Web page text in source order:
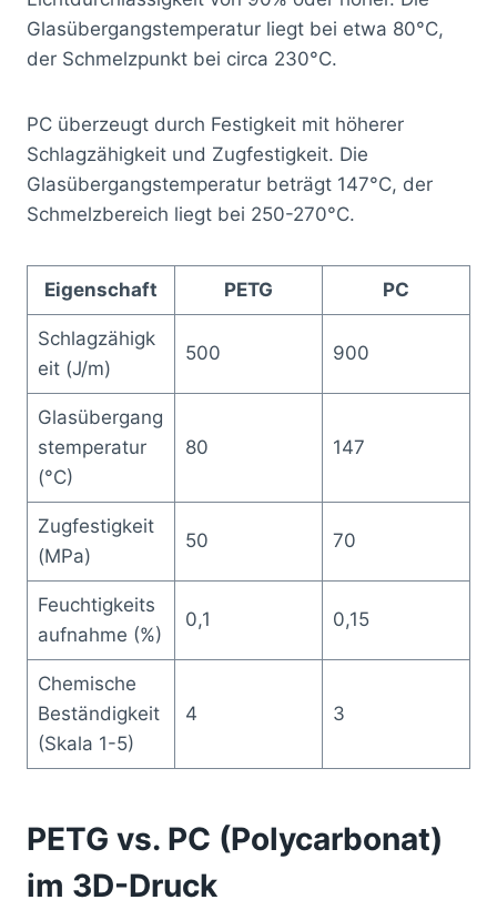
Glasübergangstemperatur liegt bei etwa 80°C,
der Schmelzpunkt bei circa 230°C.
PC überzeugt durch Festigkeit mit höherer
Schlagzähigkeit und Zugfestigkeit. Die
Glasübergangstemperatur beträgt 147°C, der
Schmelzbereich liegt bei 250-270°C.
Eigenschaft PETG PC
Schlagzähigk
eit (J/m)
500 900
Glasübergang
stemperatur
(°C)
80 147
Zugfestigkeit
(MPa)
50 70
Feuchtigkeits
aufnahme (%)
0,1 0,15
Chemische
Beständigkeit
(Skala 1-5)
4 3
PETG vs. PC (Polycarbonat)
im 3D-Druck